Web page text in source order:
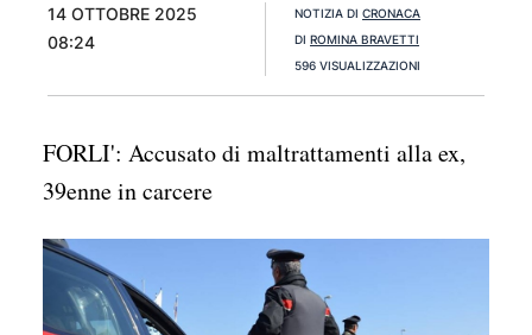
14 OTTOBRE 2025
08:24
NOTIZIA DI CRONACA
DI ROMINA BRAVETTI
596 VISUALIZZAZIONI
FORLI': Accusato di maltrattamenti alla ex,
39enne in carcere